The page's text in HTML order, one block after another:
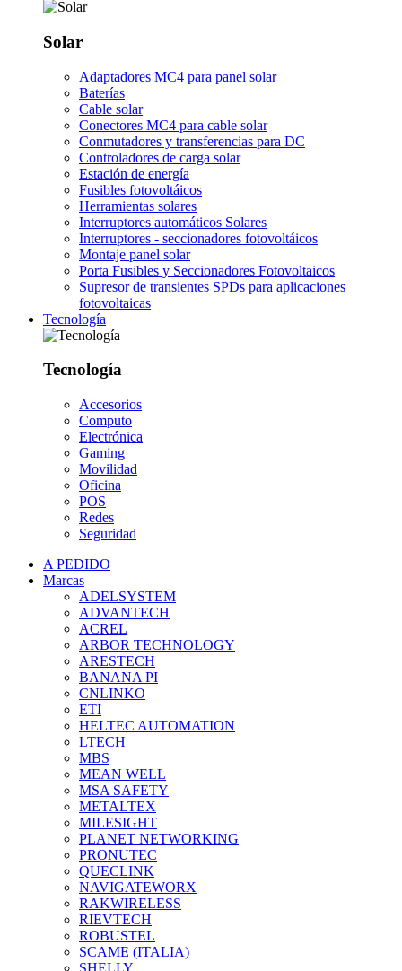
Solar
Adaptadores MC4 para panel solar
Baterías
Cable solar
Conectores MC4 para cable solar
Conmutadores y transferencias para DC
Controladores de carga solar
Estación de energía
Fusibles fotovoltáicos
Herramientas solares
Interruptores automáticos Solares
Interruptores - seccionadores fotovoltáicos
Montaje panel solar
Porta Fusibles y Seccionadores Fotovoltaicos
Supresor de transientes SPDs para aplicaciones
fotovoltaicas
Tecnología
Tecnología
Accesorios
Computo
Electrónica
Gaming
Movilidad
Oficina
POS
Redes
Seguridad
A PEDIDO
Marcas
ADELSYSTEM
ADVANTECH
ACREL
ARBOR TECHNOLOGY
ARESTECH
BANANA PI
CNLINKO
ETI
HELTEC AUTOMATION
LTECH
MBS
MEAN WELL
MSA SAFETY
METALTEX
MILESIGHT
PLANET NETWORKING
PRONUTEC
QUECLINK
NAVIGATEWORX
RAKWIRELESS
RIEVTECH
ROBUSTEL
SCAME (ITALIA)
SHELLY